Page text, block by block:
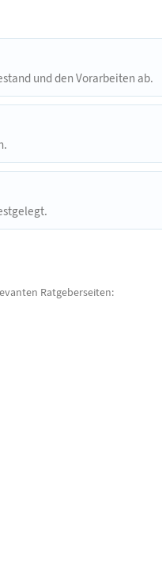
und den Vorarbeiten ab.
Ratgeberseiten: